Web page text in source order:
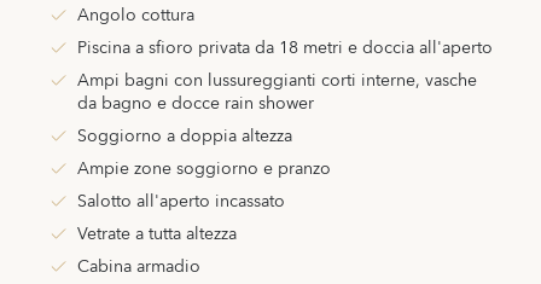
Angolo cottura
Piscina a sfioro privata da 18 metri e doccia all'aperto
Ampi bagni con lussureggianti corti interne, vasche
da bagno e docce rain shower
Soggiorno a doppia altezza
Ampie zone soggiorno e pranzo
Salotto all'aperto incassato
Vetrate a tutta altezza
Cabina armadio